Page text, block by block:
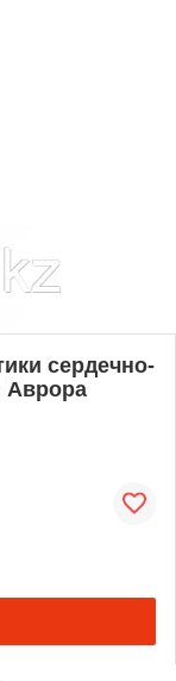
сердечно-
Аврора